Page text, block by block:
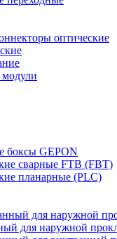
оптические
боксы GEPON
сварные FTB (FBT)
планарные (PLC)
для наружной
для наружной